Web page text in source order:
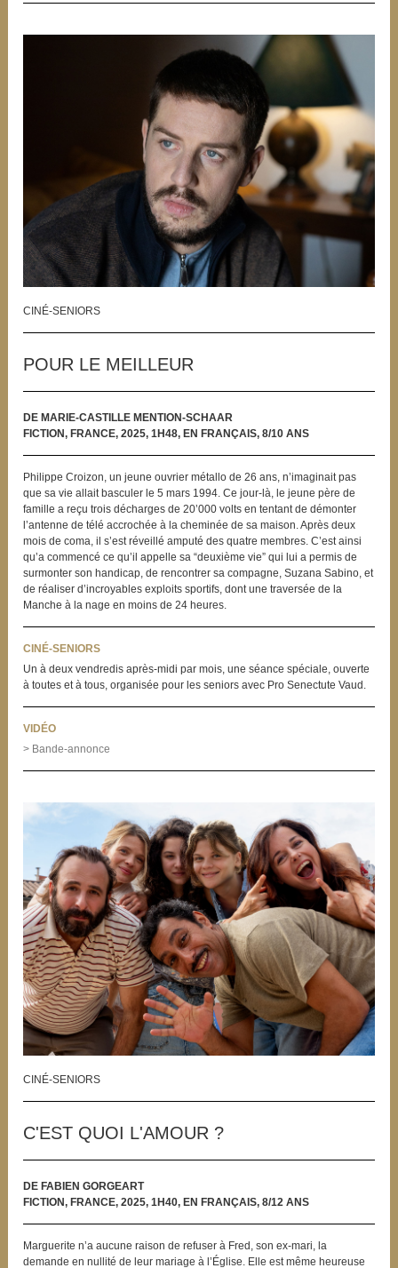
CINÉ-SENIORS
POUR LE MEILLEUR
DE MARIE-CASTILLE MENTION-SCHAAR
FICTION, FRANCE, 2025, 1H48, EN FRANÇAIS, 8/10 ANS
Philippe Croizon, un jeune ouvrier métallo de 26 ans, n’imaginait pas
que sa vie allait basculer le 5 mars 1994. Ce jour-là, le jeune père de
famille a reçu trois décharges de 20’000 volts en tentant de démonter
l’antenne de télé accrochée à la cheminée de sa maison. Après deux
mois de coma, il s’est réveillé amputé des quatre membres. C’est ainsi
qu’a commencé ce qu’il appelle sa “deuxième vie” qui lui a permis de
surmonter son handicap, de rencontrer sa compagne, Suzana Sabino, et
de réaliser d’incroyables exploits sportifs, dont une traversée de la
Manche à la nage en moins de 24 heures.
CINÉ-SENIORS
Un à deux vendredis après-midi par mois, une séance spéciale, ouverte
à toutes et à tous, organisée pour les seniors avec Pro Senectute Vaud.
VIDÉO
> Bande-annonce
CINÉ-SENIORS
C'EST QUOI L'AMOUR ?
DE FABIEN GORGEART
FICTION, FRANCE, 2025, 1H40, EN FRANÇAIS, 8/12 ANS
Marguerite n’a aucune raison de refuser à Fred, son ex-mari, la
demande en nullité de leur mariage à l’Église. Elle est même heureuse